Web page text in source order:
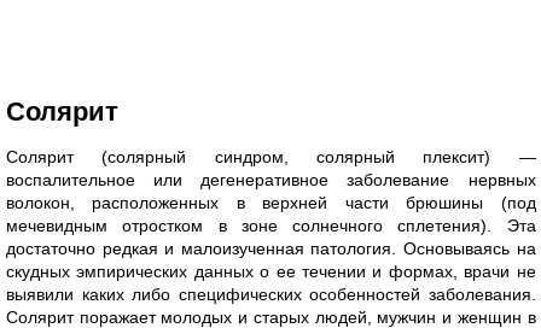
Солярит
Солярит (солярный синдром, солярный плексит) —
воспалительное или дегенеративное заболевание нервных
волокон, расположенных в верхней части брюшины (под
мечевидным отростком в зоне солнечного сплетения). Эта
достаточно редкая и малоизученная патология. Основываясь на
скудных эмпирических данных о ее течении и формах, врачи не
выявили каких либо специфических особенностей заболевания.
Солярит поражает молодых и старых людей, мужчин и женщин в